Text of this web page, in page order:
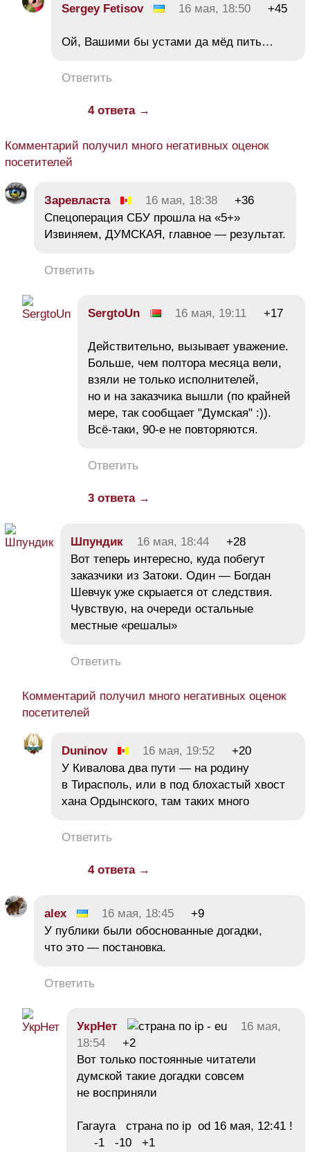
Sergey Fetisov 16 мая, 18:50 +45
Ой, Вашими бы устами да мёд пить…
Ответить
4 ответа →
Комментарий получил много негативных оценок
посетителей
Заревласта 16 мая, 18:38
+36
Спецоперация СБУ прошла на «5+»
Извиняем, ДУМСКАЯ, главное — результат.
Ответить
SergtoUn 16 мая, 19:11 +17
Действительно, вызывает уважение.
Больше, чем полтора месяца вели,
взяли не только исполнителей,
но и на заказчика вышли (по крайней
мере, так сообщает "Думская" :)).
Всё-таки, 90-е не повторяются.
Ответить
3 ответа →
Шпундик 16 мая, 18:44
+28
Вот теперь интересно, куда побегут
заказчики из Затоки. Один — Богдан
Шевчук уже скрыается от следствия.
Чувствую, на очереди остальные
местные «решалы»
Ответить
Комментарий получил много негативных оценок
посетителей
Duninov 16 мая, 19:52
+20
У Кивалова два пути — на родину
в Тирасполь, или в под блохастый хвост
хана Ордынского, там таких много
Ответить
4 ответа →
alex 16 мая, 18:45
+9
У публики были обоснованные догадки,
что это — постановка.
Ответить
УкрНет
16 мая,
18:54
+2
Вот только постоянные читатели
думской такие догадки совсем
не восприняли
Гагауга страна по ip od 16 мая, 12:41 !
-1 -10 +1